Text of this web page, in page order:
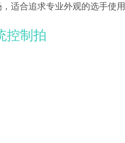
适合追求专业外观的选手使用
控制拍